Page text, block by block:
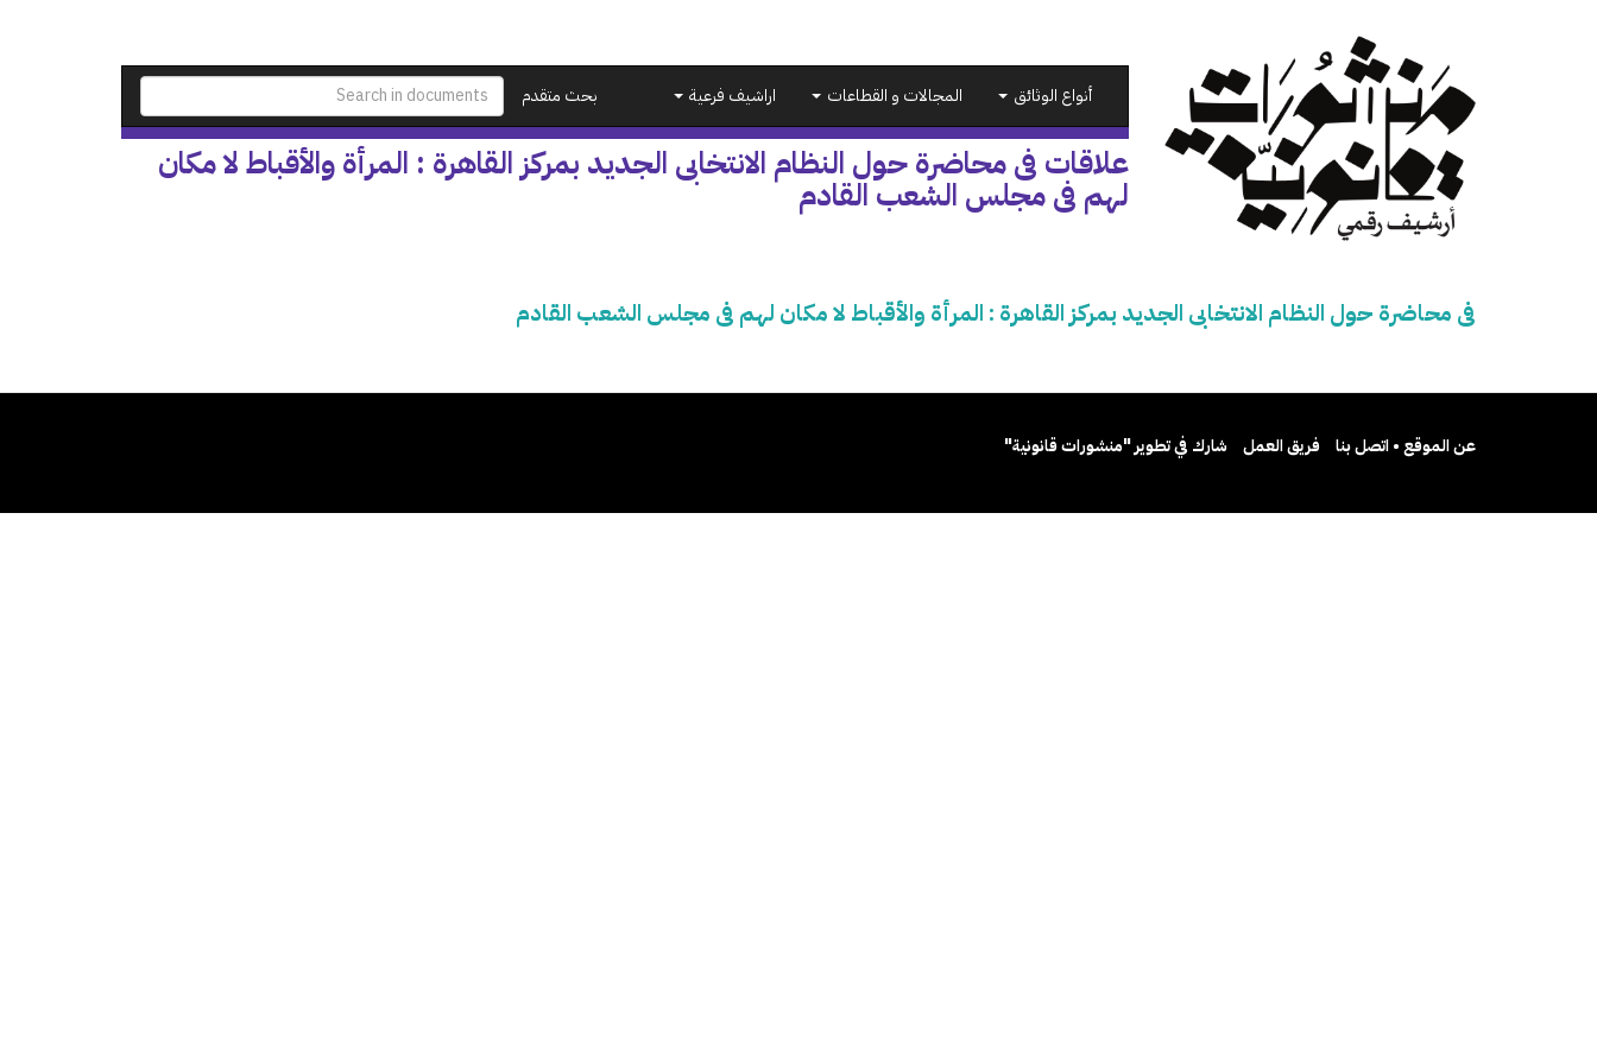
بحث متقدم أنواع الوثائق المجالات و القطاعات اراشيف فرعية
علاقات فى محاضرة حول النظام الانتخابى الجديد بمركز القاهرة : المرأة والأقباط لا مكان
لهم فى مجلس الشعب القادم
فى محاضرة حول النظام الانتخابى الجديد بمركز القاهرة : المرأة والأقباط لا مكان لهم فى مجلس الشعب القادم
عن الموقع • اتصل بنا فريق العمل شارك في تطوير "منشورات قانونية"